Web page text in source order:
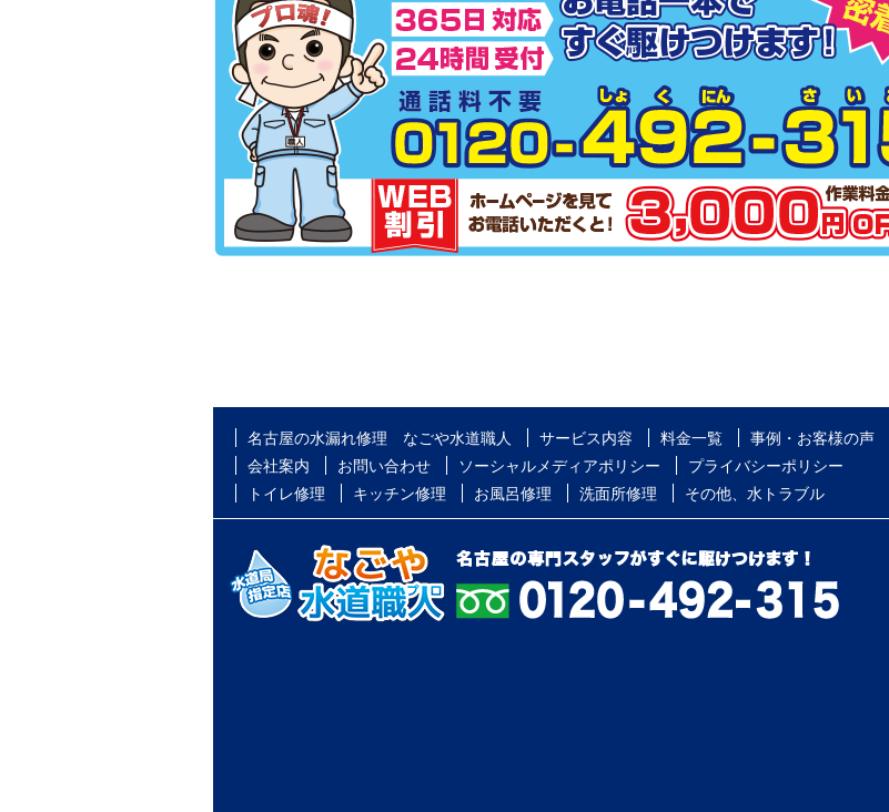
名古屋の水漏れ修理 なごや水道職人 サービス内容 料金一覧 事例・お客様の声
会社案内
お問い合わせ ソーシャルメディアポリシー
プライバシーポリシー
トイレ修理
キッチン修理 お風呂修理 洗面所修理 その他、水トラブル